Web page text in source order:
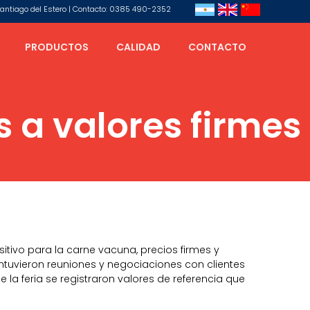
del Estero | Contacto: 0385 490-2352
PRODUCTOS CALIDAD CONTACTO
a valores firmes
para la carne vacuna, precios firmes y
reuniones y negociaciones con clientes
la feria se registraron valores de referencia que